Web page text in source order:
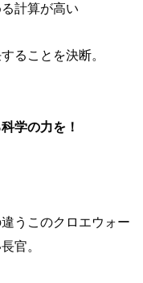
計算が高い
ることを決断。
学の力を！
うこのクロエウォー
官。